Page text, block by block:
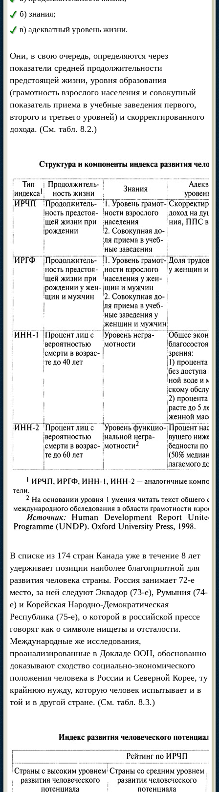
б) знания;
в) адекватный уровень жизни.
Они, в свою очередь, определяются через
показатели средней продолжительности
предстоящей жизни, уровня образования
(грамотность взрослого населения и совокупный
показатель приема в учебные заведения первого,
второго и третьего уровней) и скорректированного
дохода. (См. табл. 8.2.)
В списке из 174 стран Канада уже в течение 8 лет
удерживает позиции наиболее благоприятной для
развития человека страны. Россия занимает 72-е
место, за ней следуют Эквадор (73-е), Румыния (74-
е) и Корейская Народно-Демократическая
Республика (75-е), о которой в российской прессе
говорят как о символе нищеты и отсталости.
Международные же исследования,
проанализированные в Докладе ООН, обоснованно
доказывают сходство социально-экономического
положения человека в России и Северной Корее, ту
крайнюю нужду, которую человек испытывает и в
той и в другой стране. (См. табл. 8.3.)